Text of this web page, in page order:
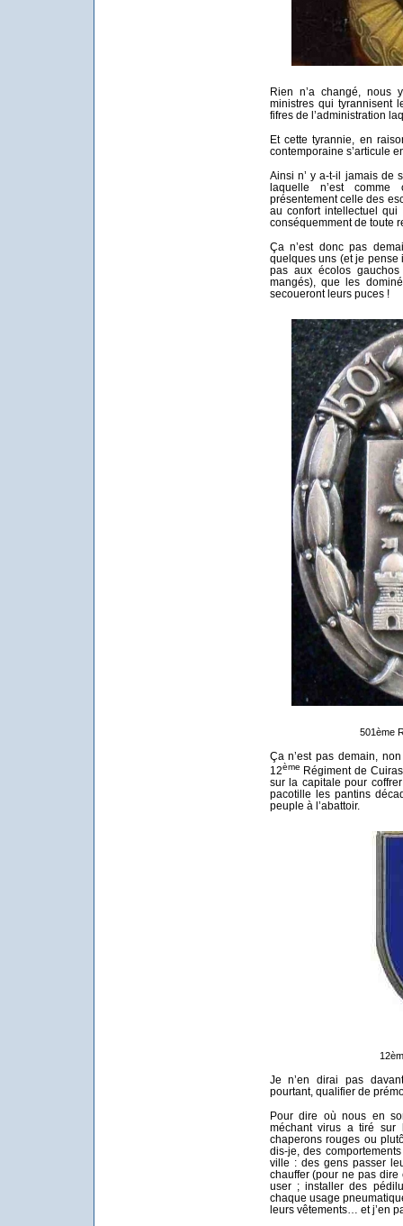
Rien n’a changé, nous
ministres qui tyrannisent
fifres de l’administration
Et cette tyrannie, en
contemporaine s’articule
Ainsi n’ y a-t-il jamais de
laquelle n’est
présentement celle des
au confort intellectuel
conséquemment de toute
Ça n’est donc pas
quelques uns (et je pense
pas aux écolos
mangés), que les
secoueront leurs puces !
501ème
Ça n’est pas demain,
12ème Régiment de
sur la capitale pour
pacotille les pantins
peuple à l’abattoir.
Je n’en dirai pas
pourtant, qualifier de
Pour dire où nous en
méchant virus a tiré sur
chaperons rouges ou
dis-je, des
ville : des gens passer
chauffer (pour ne pas dire
user ; installer des
chaque usage
leurs vêtements… et j’en